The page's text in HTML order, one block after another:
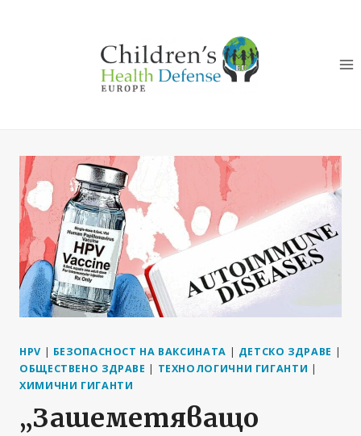
HPV | БЕЗОПАСНОСТ НА ВАКСИНАТА | ДЕТСКО ЗДРАВЕ |
ОБЩЕСТВЕНО ЗДРАВЕ | ТЕХНОЛОГИЧНИ ГИГАНТИ |
ХИМИЧНИ ГИГАНТИ
„Зашеметяващо